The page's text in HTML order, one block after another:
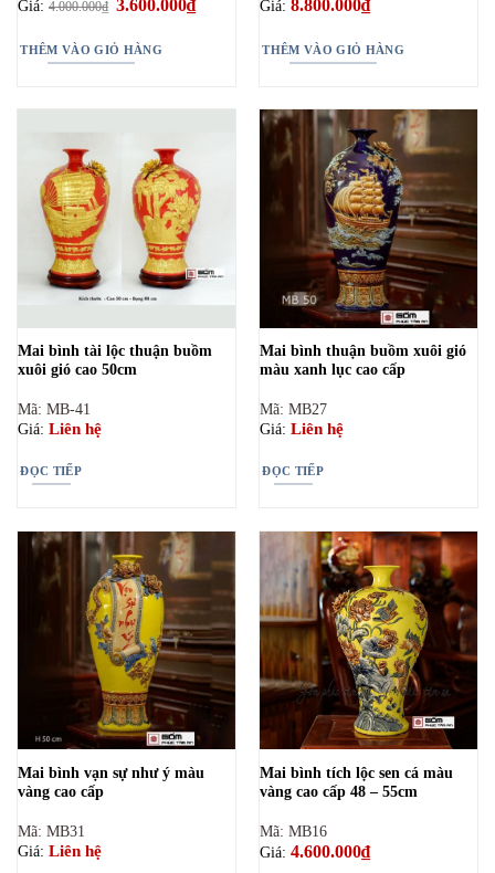
Giá:4.000.000₫
4.000.000₫.
3.600.000₫
hiện
THÊM VÀO GIỎ HÀNG
Giá: 8.800.000₫
THÊM VÀO GIỎ HÀNG
Mai bình tài lộc thuận buồm
xuôi gió cao 50cm
Mã: MB-41
Giá: Liên hệ
ĐỌC TIẾP
Mai bình thuận buồm xuôi gió
màu xanh lục cao cấp
Mã: MB27
Giá: Liên hệ
ĐỌC TIẾP
Mai bình vạn sự như ý màu
vàng cao cấp
Mã: MB31
Giá: Liên hệ
Mai bình tích lộc sen cá màu
vàng cao cấp 48 – 55cm
Mã: MB16
Giá: 4.600.000₫